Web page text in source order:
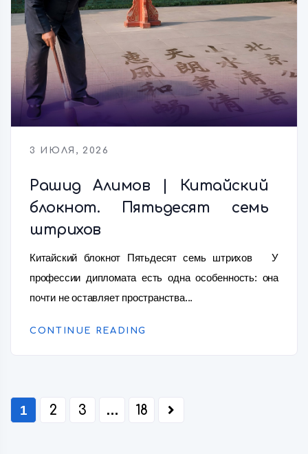
3 ИЮЛЯ, 2026
Рашид Алимов | Китайский
блокнот. Пятьдесят семь
штрихов
Китайский блокнот Пятьдесят семь штрихов У
профессии дипломата есть одна особенность: она
почти не оставляет пространства...
CONTINUE READING
1 2 3 … 18